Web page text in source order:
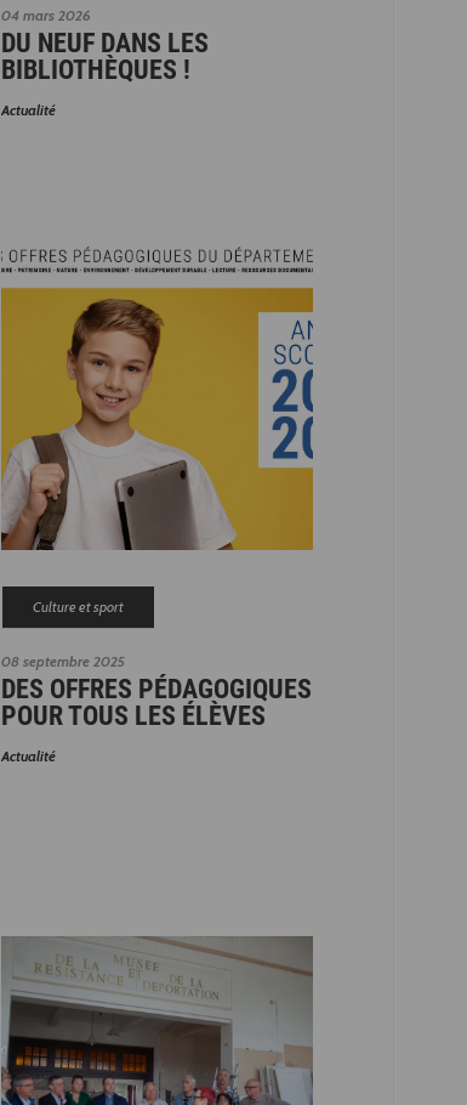
04 mars 2026
DU NEUF DANS LES
BIBLIOTHÈQUES !
Actualité
08 septembre 2025
Culture et sport
DES OFFRES PÉDAGOGIQUES
POUR TOUS LES ÉLÈVES
Actualité